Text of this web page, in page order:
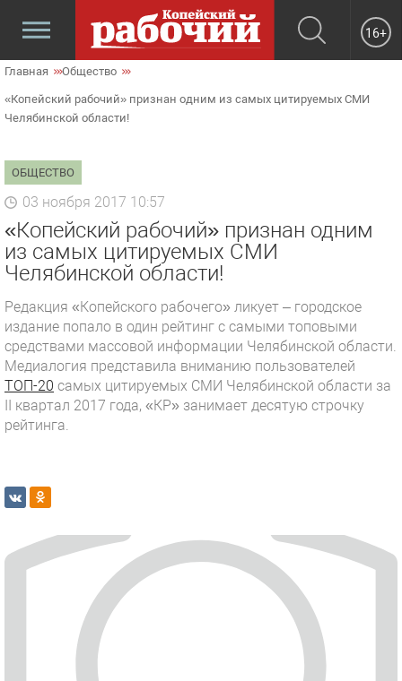
16+
Главная Общество
«Копейский рабочий» признан одним из самых цитируемых СМИ
Челябинской области!
ОБЩЕСТВО
03 ноября 2017 10:57
«Копейский рабочий» признан одним
из самых цитируемых СМИ
Челябинской области!
Редакция «Копейского рабочего» ликует – городское
издание попало в один рейтинг с самыми топовыми
средствами массовой информации Челябинской области.
Медиалогия представила вниманию пользователей
ТОП-20 самых цитируемых СМИ Челябинской области за
II квартал 2017 года, «КР» занимает десятую строчку
рейтинга.